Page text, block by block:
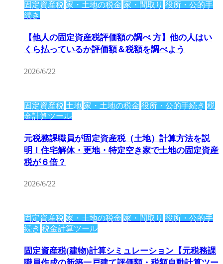
固定資産税 家・土地の税金 家・間取り 役所・公的手
続き
【他人の固定資産税評価額の調べ 方】他の人はい
くら払っているか評価額＆税額を調べよう
2026/6/22
固定資産税 土地 家・土地の税金 役所・公的手続き 税
金計算ツール
元税務課職員が固定資産税（土地）計算方法を説
明！住宅解体・更地・特定空き家で土地の固定資産
税が６倍？
2026/6/22
固定資産税 家・土地の税金 家・間取り 役所・公的手
続き 税金計算ツール
固定資産税(建物)計算シミュレーション【元税務課